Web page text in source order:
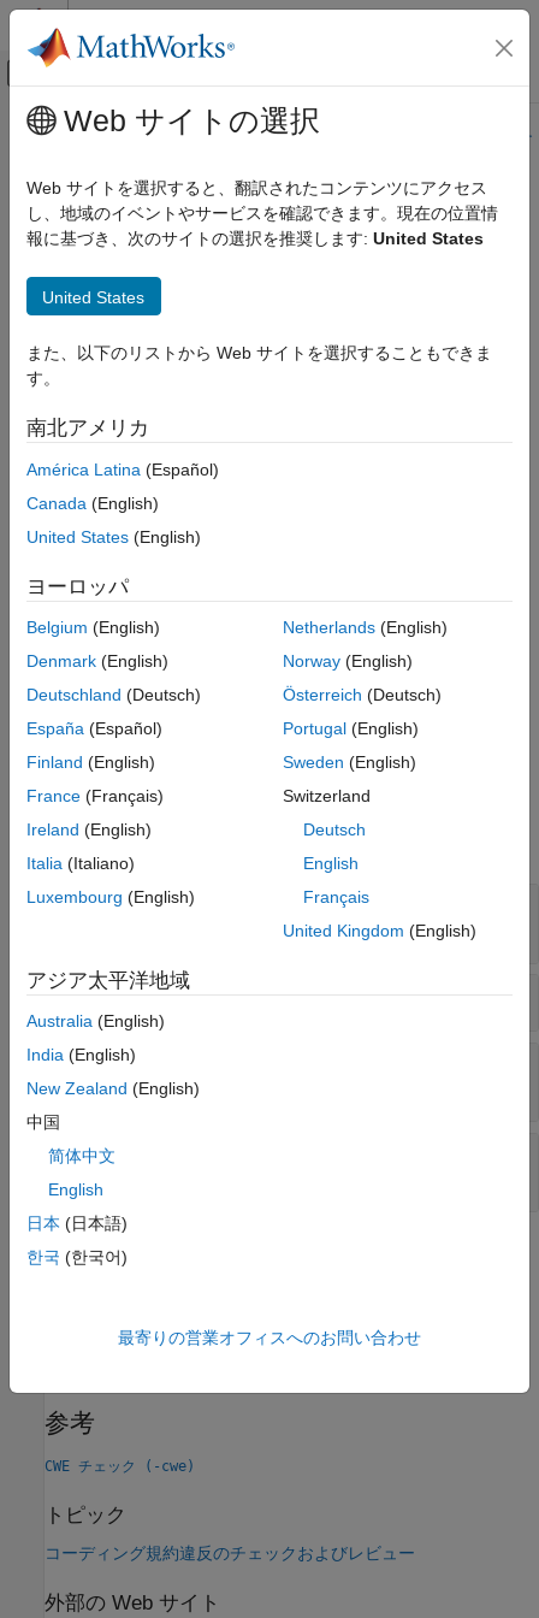
コンテンツへスキップ
オフキャンバス ナビゲーション メ
ドキュメンテーションのホーム
コード検証
Polyspace Bug Finder
Polyspace Bug Finder の結果
共通脆弱性タイプ一覧 (CWE)
項目一覧
説明
例
チェック情報
参考
メインコンテンツ
このページの内容は最新ではありません。最新版の英語を参照す
CWE Rule 123
Write-what-where Condition
R2023a 以降
説明
arbitrary value to an arbitrary location, often as the result of a
buffer overflow.
Polyspace実装
ルール チェッカーは以下の問題をチェックします。
汚染されたインデックスによる配列へのアクセス
汚染されたオフセットによるポインターのデリファレンス
例
すべて展開する
汚染されたインデックスによる配列へのアクセ
標準ライブラリ メモリ ルーチンの無効な使用
汚染されたオフセットによるポインターのデリ
ファレンス
汚染された NULL 文字列または非 NULL 終端文
チェック情報
バージョン履歴
参考
CWE チェック (-cwe)
トピック
コーディング規約違反のチェックおよびレビュー
外部の Web サイト
Web サイトの選択
Web サイトを選択すると、翻訳されたコンテンツにアクセス
し、地域のイベントやサービスを確認できます。現在の位置情
報に基づき、次のサイトの選択を推奨します: United States
United States
また、以下のリストから Web サイトを選択することもできま
す。
南北アメリカ
América Latina (Español)
Canada (English)
United States (English)
ヨーロッパ
Belgium (English)
Denmark (English)
Deutschland (Deutsch)
España (Español)
Finland (English)
France (Français)
Ireland (English)
Italia (Italiano)
Luxembourg (English)
Netherlands(English)
Norway(English)
Österreich (Deutsch)
Portugal(English)
Sweden (English)
Switzerland
Deutsch
English
Français
United Kingdom (English)
アジア太平洋地域
Australia (English)
India (English)
New Zealand (English)
中国
简体中文
English
日本 (日本語)
한국 (한국어)
最寄りの営業オフィスへのお問い合わせ